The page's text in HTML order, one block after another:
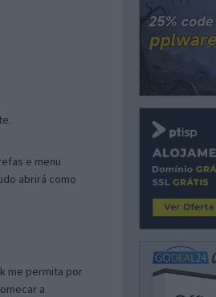
e menu
abrirá como
me permita por
a